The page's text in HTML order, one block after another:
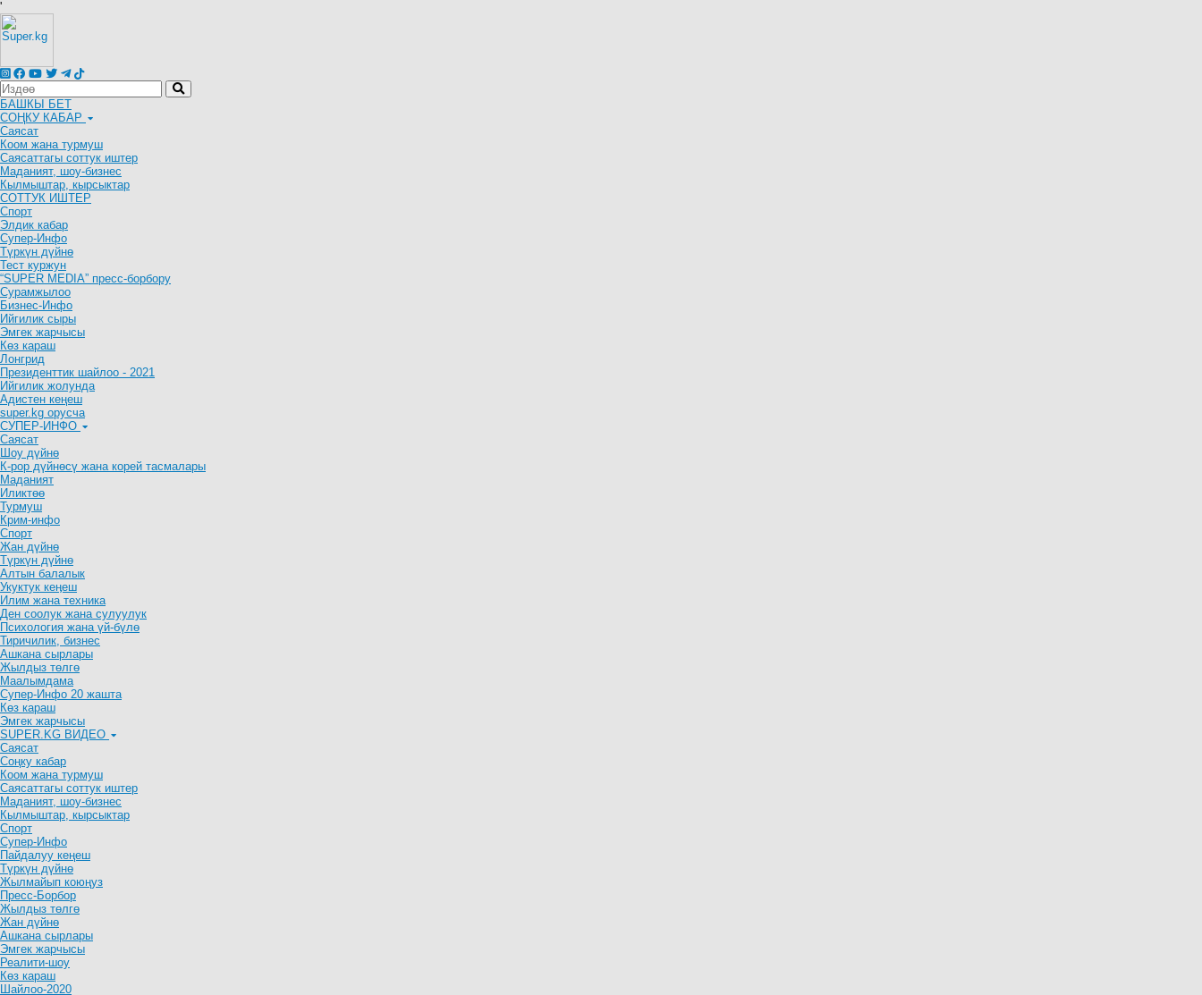
'
БАШКЫ БЕТ
СОҢКУ КАБАР
Саясат
Коом жана турмуш
Саясаттагы соттук иштер
Маданият, шоу-бизнес
Кылмыштар, кырсыктар
СОТТУК ИШТЕР
Спорт
Элдик кабар
Супер-Инфо
Түркүн дүйнө
Тест куржун
“SUPER MEDIA” пресс-борбору
Сурамжылоо
Бизнес-Инфо
Ийгилик сыры
Эмгек жарчысы
Көз караш
Лонгрид
Президенттик шайлоо - 2021
Ийгилик жолунда
Адистен кеңеш
super.kg орусча
СУПЕР-ИНФО
Саясат
Шоу дүйнө
К-рор дүйнөсү жана корей тасмалары
Маданият
Иликтөө
Турмуш
Крим-инфо
Спорт
Жан дүйнө
Түркүн дүйнө
Алтын балалык
Укуктук кеӊеш
Илим жана техника
Ден соолук жана сулуулук
Психология жана үй-бүлө
Тиричилик, бизнес
Ашкана сырлары
Жылдыз төлгө
Маалымдама
Супер-Инфо 20 жашта
Көз караш
Эмгек жарчысы
SUPER.KG ВИДЕО
Саясат
Cоңку кабар
Коом жана турмуш
Саясаттагы соттук иштер
Маданият, шоу-бизнес
Кылмыштар, кырсыктар
Спорт
Супер-Инфо
Пайдалуу кеңеш
Түркүн дүйнө
Жылмайып коюңуз
Пресс-Борбор
Жылдыз төлгө
Жан дүйнө
Ашкана сырлары
Эмгек жарчысы
Реалити-шоу
Көз караш
Шайлоо-2020